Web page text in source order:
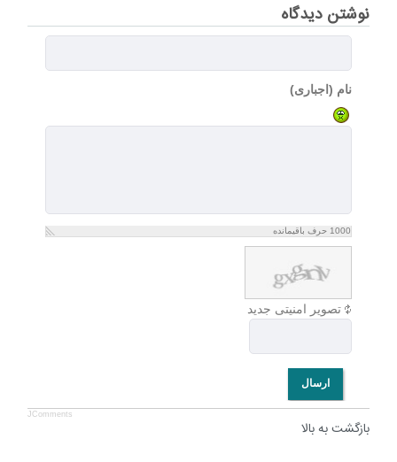
نوشتن دیدگاه
نام (اجباری)
1000 حرف باقیمانده
تصویر امنیتی جدید
ارسال
JComments
بازگشت به بالا